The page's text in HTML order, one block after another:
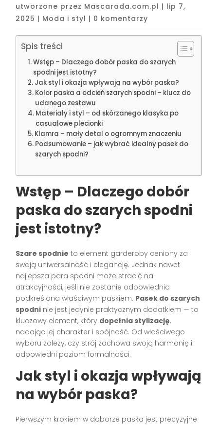
utworzone przez Mascarada.com.pl | lip 7,
2025 | Moda i styl | 0 komentarzy
Spis treści
Wstęp – Dlaczego dobór paska do szarych
spodni jest istotny?
Jak styl i okazja wpływają na wybór paska?
Kolor paska a odcień szarych spodni – klucz do
udanego zestawu
Materiały i styl – od skórzanego klasyka po
casualowe plecionki
Klamra – mały detal o ogromnym znaczeniu
Podsumowanie – jak wybrać idealny pasek do
szarych spodni?
Wstęp – Dlaczego dobór
paska do szarych spodni
jest istotny?
Szare spodnie to element garderoby ceniony za
swoją uniwersalność i elegancję. Jednak nawet
najlepsza para spodni może stracić na
atrakcyjności, jeśli nie zostanie odpowiednio
podkreślona właściwym paskiem. Pasek do szarych
spodni nie jest jedynie praktycznym dodatkiem — to
kluczowy element, który dopełnia stylizację,
nadając jej charakter i spójność. Od właściwego
wyboru zależy, czy strój zachowa swoją harmonię i
odpowiedni poziom formalności.
Jak styl i okazja wpływają
na wybór paska?
Pierwszym krokiem w doborze paska jest precyzyjne